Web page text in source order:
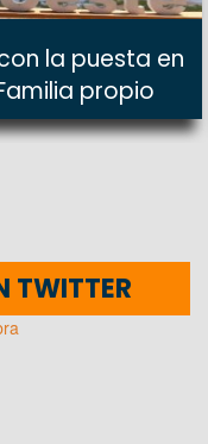
la puesta en
propio
TWITTER